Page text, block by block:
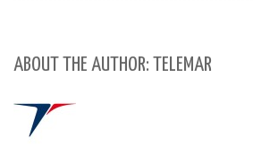
ABOUT THE AUTHOR: TELEMAR